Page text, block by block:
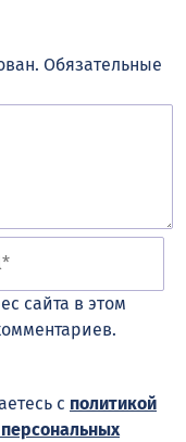
Обязательные
сайта в этом
с политикой